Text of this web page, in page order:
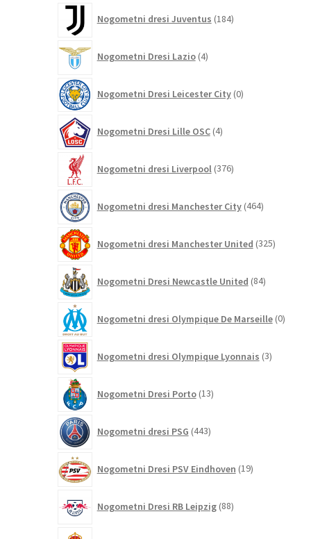
Nogometni dresi Juventus 184izdelkov
Nogometni Dresi Lazio 4izdelki
Nogometni Dresi Leicester City 0izdelkov
Nogometni Dresi Lille OSC 4izdelki
Nogometni dresi Liverpool 376izdelkov
Nogometni dresi Manchester City 464izdelkov
Nogometni dresi Manchester United 325izdelkov
Nogometni Dresi Newcastle United 84izdelkov
Nogometni dresi Olympique De Marseille 0
Nogometni dresi Olympique Lyonnais 3izdelki
Nogometni Dresi Porto 13izdelkov
Nogometni dresi PSG 443izdelkov
Nogometni Dresi PSV Eindhoven 19izdelkov
Nogometni Dresi RB Leipzig 88izdelkov